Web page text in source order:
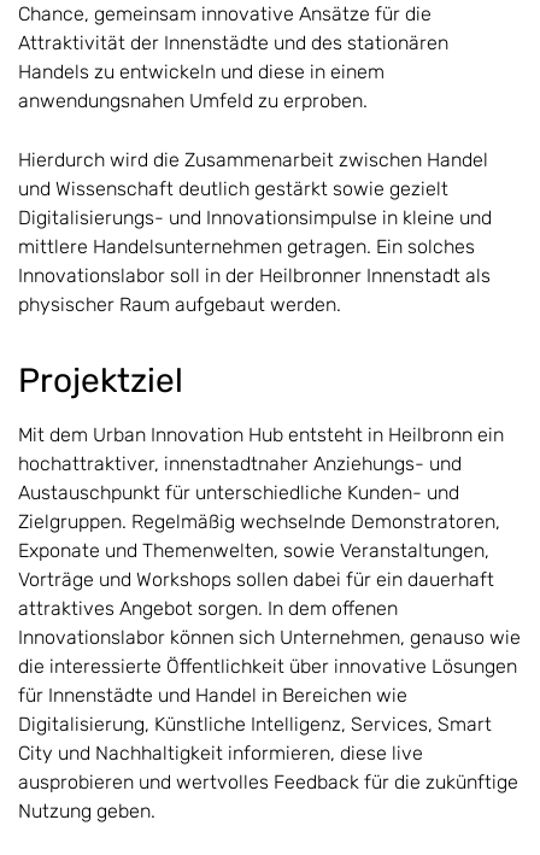
Chance, gemeinsam innovative Ansätze für die
Attraktivität der Innenstädte und des stationären
Handels zu entwickeln und diese in einem
anwendungsnahen Umfeld zu erproben.
Hierdurch wird die Zusammenarbeit zwischen Handel
und Wissenschaft deutlich gestärkt sowie gezielt
Digitalisierungs- und Innovationsimpulse in kleine und
mittlere Handelsunternehmen getragen. Ein solches
Innovationslabor soll in der Heilbronner Innenstadt als
physischer Raum aufgebaut werden.
Projektziel
Mit dem Urban Innovation Hub entsteht in Heilbronn ein
hochattraktiver, innenstadtnaher Anziehungs- und
Austauschpunkt für unterschiedliche Kunden- und
Zielgruppen. Regelmäßig wechselnde Demonstratoren,
Exponate und Themenwelten, sowie Veranstaltungen,
Vorträge und Workshops sollen dabei für ein dauerhaft
attraktives Angebot sorgen. In dem offenen
Innovationslabor können sich Unternehmen, genauso wie
die interessierte Öffentlichkeit über innovative Lösungen
für Innenstädte und Handel in Bereichen wie
Digitalisierung, Künstliche Intelligenz, Services, Smart
City und Nachhaltigkeit informieren, diese live
ausprobieren und wertvolles Feedback für die zukünftige
Nutzung geben.